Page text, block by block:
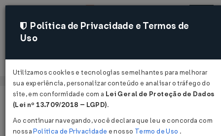
Acessar
Página Inicial
Notícias
Política de Privacidade e Termos de
Uso
Utilizamos cookies e tecnologias semelhantes para melhorar
sua experiência, personalizar conteúdo e analisar o tráfego do
site, em conformidade com a Lei Geral de Proteção de Dados
(Lei nº 13.709/2018 – LGPD).
Ao continuar navegando, você declara que leu e concorda com
nossaPolítica de Privacidade e nosso Termo de Uso .